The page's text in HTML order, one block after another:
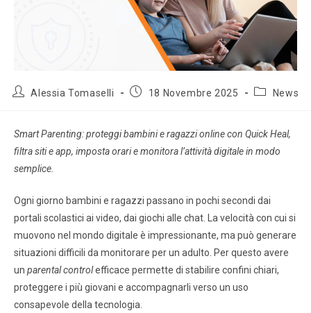
Alessia Tomaselli 18 Novembre 2025 News
Smart Parenting: proteggi bambini e ragazzi online con Quick Heal,
filtra siti e app, imposta orari e monitora l’attività digitale in modo
semplice.
Ogni giorno bambini e ragazzi passano in pochi secondi dai
portali scolastici ai video, dai giochi alle chat. La velocità con cui si
muovono nel mondo digitale è impressionante, ma può generare
situazioni difficili da monitorare per un adulto. Per questo avere
un parental controlefficace permette di stabilire confini chiari,
proteggere i più giovani e accompagnarli verso un uso
consapevole della tecnologia.